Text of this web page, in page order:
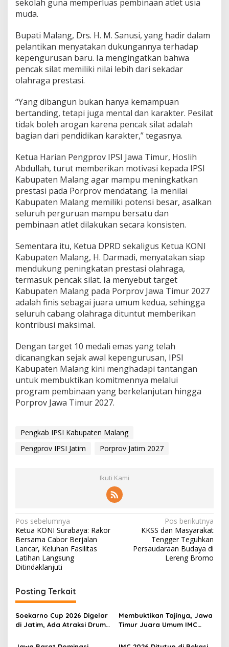
sekolah guna memperluas pembinaan atlet usia
muda.
Bupati Malang, Drs. H. M. Sanusi, yang hadir dalam
pelantikan menyatakan dukungannya terhadap
kepengurusan baru. Ia mengingatkan bahwa
pencak silat memiliki nilai lebih dari sekadar
olahraga prestasi.
“Yang dibangun bukan hanya kemampuan
bertanding, tetapi juga mental dan karakter. Pesilat
tidak boleh arogan karena pencak silat adalah
bagian dari pendidikan karakter,” tegasnya.
Ketua Harian Pengprov IPSI Jawa Timur, Hoslih
Abdullah, turut memberikan motivasi kepada IPSI
Kabupaten Malang agar mampu meningkatkan
prestasi pada Porprov mendatang. Ia menilai
Kabupaten Malang memiliki potensi besar, asalkan
seluruh perguruan mampu bersatu dan
pembinaan atlet dilakukan secara konsisten.
Sementara itu, Ketua DPRD sekaligus Ketua KONI
Kabupaten Malang, H. Darmadi, menyatakan siap
mendukung peningkatan prestasi olahraga,
termasuk pencak silat. Ia menyebut target
Kabupaten Malang pada Porprov Jawa Timur 2027
adalah finis sebagai juara umum kedua, sehingga
seluruh cabang olahraga dituntut memberikan
kontribusi maksimal.
Dengan target 10 medali emas yang telah
dicanangkan sejak awal kepengurusan, IPSI
Kabupaten Malang kini menghadapi tantangan
untuk membuktikan komitmennya melalui
program pembinaan yang berkelanjutan hingga
Porprov Jawa Timur 2027.
Pengkab IPSI Kabupaten Malang
Pengprov IPSI Jatim
Porprov Jatim 2027
Ikuti Kami
N
a
v
i
a
s
i
Pos sebelumnya
Ketua KONI Surabaya: Rakor
Bersama Cabor Berjalan
Lancar, Keluhan Fasilitas
Latihan Langsung
Ditindaklanjuti
Pos berikutnya
KKSS dan Masyarakat
Tengger Teguhkan
Persaudaraan Budaya di
Lereng Bromo
Posting Terkait
Soekarno Cup 2026 Digelar
di Jatim, Ada Atraksi Drum
Muda Unjuk Bakat
Membuktikan Tajinya, Jawa
Timur Juara Umum IMC